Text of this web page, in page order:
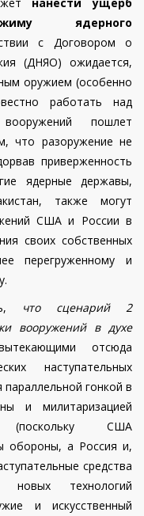
ядерного
с Договором о
(ДНЯО) ожидается,
оружием (особенно
работать над
пошлет
что разоружение не
приверженность
ядерные державы,
также могут
США и России в
своих собственных
перегруженному и
что сценарий 2
вооружений в духе
отсюда
наступательных
гонкой в
и милитаризацией
(поскольку США
обороны, а Россия и,
средства
технологий
и искусственный